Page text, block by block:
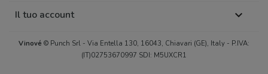
Il tuo account 
Vinové © Punch Srl - Via Entella 130, 16043, Chiavari (GE), Italy - P.IVA:
(IT)02753670997 SDI: M5UXCR1